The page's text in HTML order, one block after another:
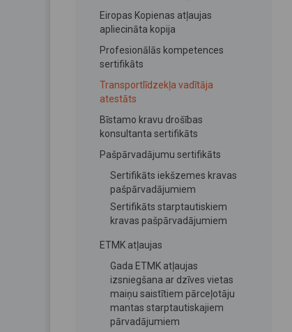
Eiropas Kopienas atļaujas
apliecināta kopija
Profesionālās kompetences
sertifikāts
Transportlīdzekļa vadītāja
atestāts
Bīstamo kravu drošības
konsultanta sertifikāts
Pašpārvadājumu sertifikāts
Sertifikāts iekšzemes kravas
pašpārvadājumiem
Sertifikāts starptautiskiem
kravas pašpārvadājumiem
ETMK atļaujas
Gada ETMK atļaujas
izsniegšana ar dzīves vietas
maiņu saistītiem pārceļotāju
mantas starptautiskajiem
pārvadājumiem